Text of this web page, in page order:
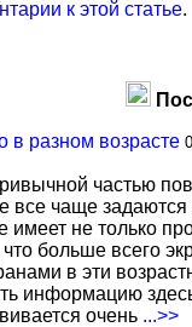
к этой статье.
в разном возрасте
частью
все чаще
имеет не только
больше всего
в эти
информацию
очень ...>>